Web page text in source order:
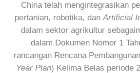
China telah mengintegrasikan
pertanian, robotika, danArtificial
dalam sektor agrikultur
dalam Dokumen Nomor 1
rancangan Rencana
Year Plan) Kelima Belas periode